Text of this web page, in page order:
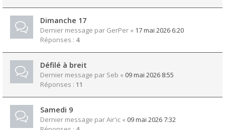
Dimanche 17
Dernier message par GerPer « 17 mai 2026 6:20
Réponses : 4
Défilé à breit
Dernier message par Seb « 09 mai 2026 8:55
Réponses : 11
Samedi 9
Dernier message parAir'ic « 09 mai 2026 7:32